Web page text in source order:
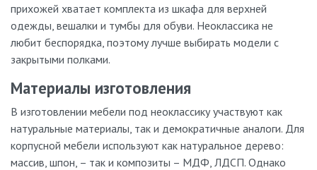
прихожей хватает комплекта из шкафа для верхней
одежды, вешалки и тумбы для обуви. Неоклассика не
любит беспорядка, поэтому лучше выбирать модели с
закрытыми полками.
Материалы изготовления
В изготовлении мебели под неоклассику участвуют как
натуральные материалы, так и демократичные аналоги. Для
корпусной мебели используют как натуральное дерево:
массив, шпон, – так и композиты – МДФ, ЛДСП. Однако